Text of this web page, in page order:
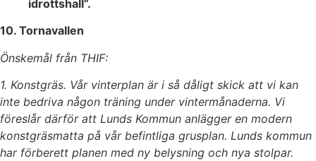
idrottshall”.
10. Tornavallen
Önskemål från THIF:
1. Konstgräs. Vår vinterplan är i så dåligt skick att vi kan
inte bedriva någon träning under vintermånaderna. Vi
föreslår därför att Lunds Kommun anlägger en modern
konstgräsmatta på vår befintliga grusplan. Lunds kommun
har förberett planen med ny belysning och nya stolpar.